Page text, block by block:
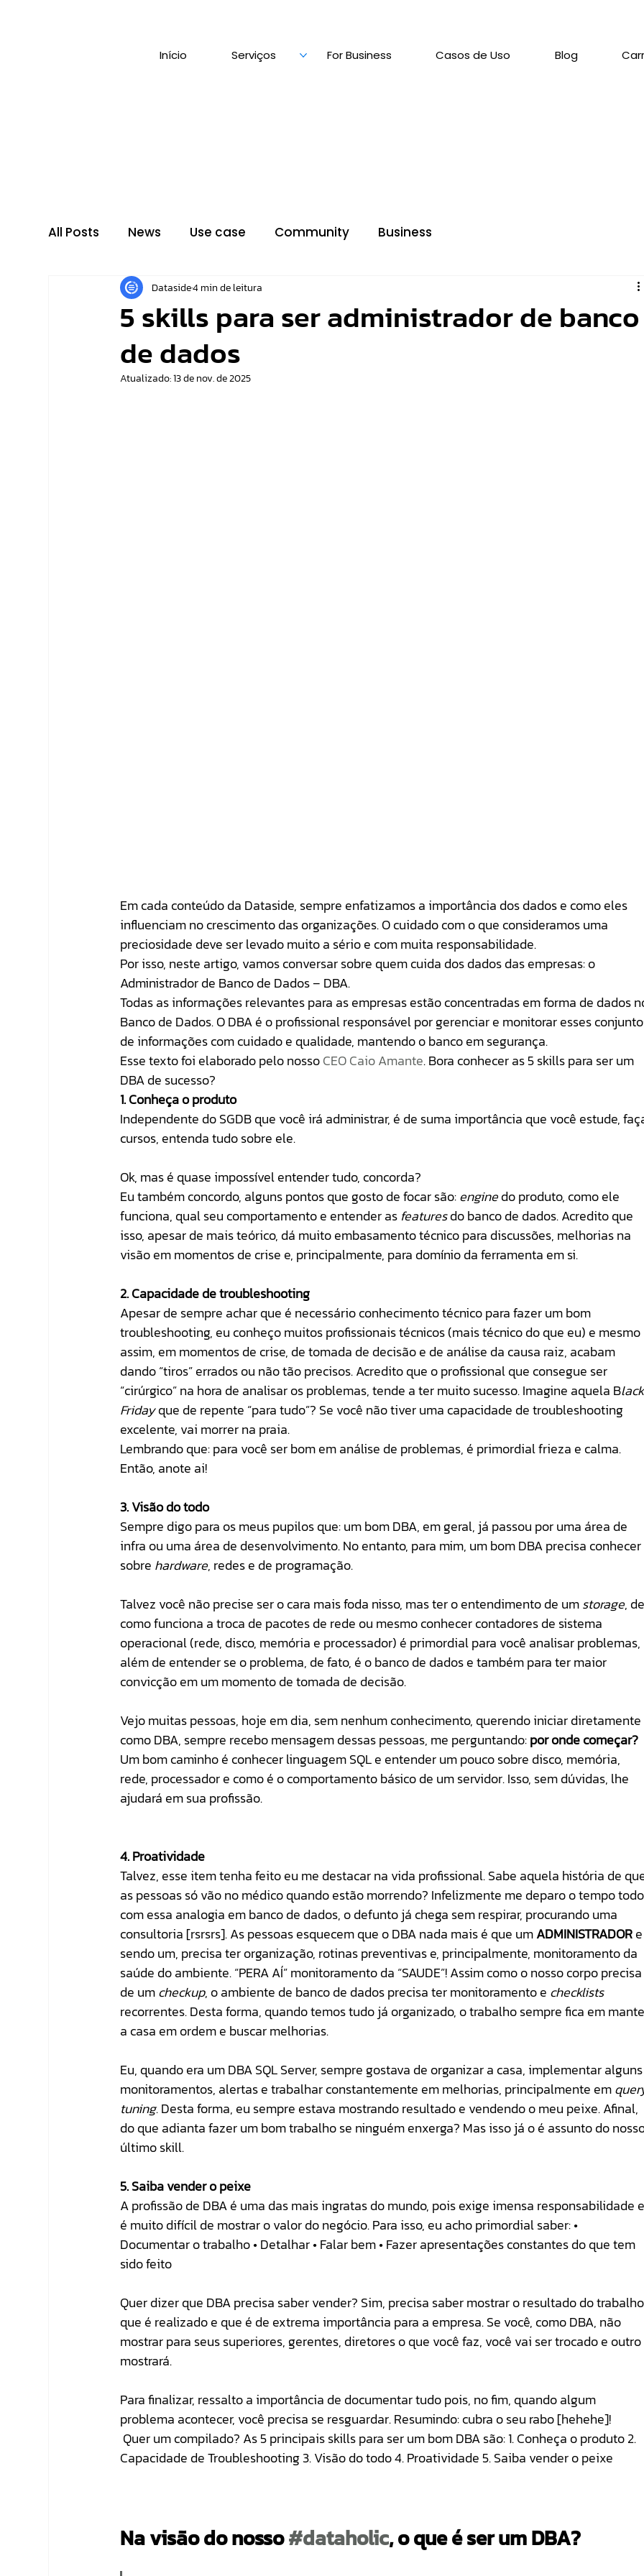
Início Serviços For Business Casos de Uso Blog
All Posts News Use case Community Business
5 skills para ser administrador de banco
de dados
Dataside4 min de leitura
Atualizado:13 de nov. de 2025
Em cada conteúdo da Dataside, sempre enfatizamos a importância dos dados e como eles
influenciam no crescimento das organizações. O cuidado com o que consideramos uma
preciosidade deve ser levado muito a sério e com muita responsabilidade.
Por isso, neste artigo, vamos conversar sobre quem cuida dos dados das empresas: o
Administrador de Banco de Dados – DBA.
Todas as informações relevantes para as empresas estão concentradas em forma de dados
Banco de Dados. O DBA é o profissional responsável por gerenciar e monitorar esses
de informações com cuidado e qualidade, mantendo o banco em segurança.
Esse texto foi elaborado pelo nosso CEO Caio Amante. Bora conhecer as 5 skills para ser um
DBA de sucesso?
1. Conheça o produto
Independente do SGDB que você irá administrar, é de suma importância que você estude,
cursos, entenda tudo sobre ele.
Ok, mas é quase impossível entender tudo, concorda?
Eu também concordo, alguns pontos que gosto de focar são: engine do produto, como ele
funciona, qual seu comportamento e entender as features do banco de dados. Acredito que
isso, apesar de mais teórico, dá muito embasamento técnico para discussões, melhorias na
visão em momentos de crise e, principalmente, para domínio da ferramenta em si.
2. Capacidade de troubleshooting
Apesar de sempre achar que é necessário conhecimento técnico para fazer um bom
troubleshooting, eu conheço muitos profissionais técnicos (mais técnico do que eu) e mesmo
assim, em momentos de crise, de tomada de decisão e de análise da causa raiz, acabam
dando “tiros” errados ou não tão precisos. Acredito que o profissional que consegue ser
“cirúrgico” na hora de analisar os problemas, tende a ter muito sucesso. Imagine aquela B
Friday que de repente “para tudo”? Se você não tiver uma capacidade de troubleshooting
excelente, vai morrer na praia.
Lembrando que: para você ser bom em análise de problemas, é primordial frieza e calma.
Então, anote ai!
3. Visão do todo
Sempre digo para os meus pupilos que: um bom DBA, em geral, já passou por uma área de
infra ou uma área de desenvolvimento. No entanto, para mim, um bom DBA precisa conhecer
sobre hardware, redes e de programação.
Talvez você não precise ser o cara mais foda nisso, mas ter o entendimento de um storage, de
como funciona a troca de pacotes de rede ou mesmo conhecer contadores de sistema
operacional (rede, disco, memória e processador) é primordial para você analisar problemas,
além de entender se o problema, de fato, é o banco de dados e também para ter maior
convicção em um momento de tomada de decisão.
Vejo muitas pessoas, hoje em dia, sem nenhum conhecimento, querendo iniciar diretamente
como DBA, sempre recebo mensagem dessas pessoas, me perguntando: por onde começar?
Um bom caminho é conhecer linguagem SQL e entender um pouco sobre disco, memória,
rede, processador e como é o comportamento básico de um servidor. Isso, sem dúvidas, lhe
ajudará em sua profissão.
4. Proatividade
Talvez, esse item tenha feito eu me destacar na vida profissional. Sabe aquela história de
as pessoas só vão no médico quando estão morrendo? Infelizmente me deparo o tempo todo
com essa analogia em banco de dados, o defunto já chega sem respirar, procurando uma
consultoria [rsrsrs]. As pessoas esquecem que o DBA nada mais é que um ADMINISTRADOR e
sendo um, precisa ter organização, rotinas preventivas e, principalmente, monitoramento da
saúde do ambiente. “PERA AÍ” monitoramento da “SAUDE”! Assim como o nosso corpo precisa
de um checkup, o ambiente de banco de dados precisa ter monitoramento e checklists
recorrentes. Desta forma, quando temos tudo já organizado, o trabalho sempre fica em
a casa em ordem e buscar melhorias.
Eu, quando era um DBA SQL Server, sempre gostava de organizar a casa, implementar alguns
monitoramentos, alertas e trabalhar constantemente em melhorias, principalmente em
tuning. Desta forma, eu sempre estava mostrando resultado e vendendo o meu peixe. Afinal,
do que adianta fazer um bom trabalho se ninguém enxerga? Mas isso já o é assunto do
último skill.
5. Saiba vender o peixe
A profissão de DBA é uma das mais ingratas do mundo, pois exige imensa responsabilidade e
é muito difícil de mostrar o valor do negócio. Para isso, eu acho primordial saber: •
Documentar o trabalho • Detalhar • Falar bem • Fazer apresentações constantes do que tem
sido feito
Quer dizer que DBA precisa saber vender? Sim, precisa saber mostrar o resultado do trabalho
que é realizado e que é de extrema importância para a empresa. Se você, como DBA, não
mostrar para seus superiores, gerentes, diretores o que você faz, você vai ser trocado e outro
mostrará.
Para finalizar, ressalto a importância de documentar tudo pois, no fim, quando algum
problema acontecer, você precisa se resguardar. Resumindo: cubra o seu rabo [hehehe]!
Capacidade de Troubleshooting 3. Visão do todo 4. Proatividade 5. Saiba vender o peixe
Na visão do nosso #dataholic, o que é ser um DBA?